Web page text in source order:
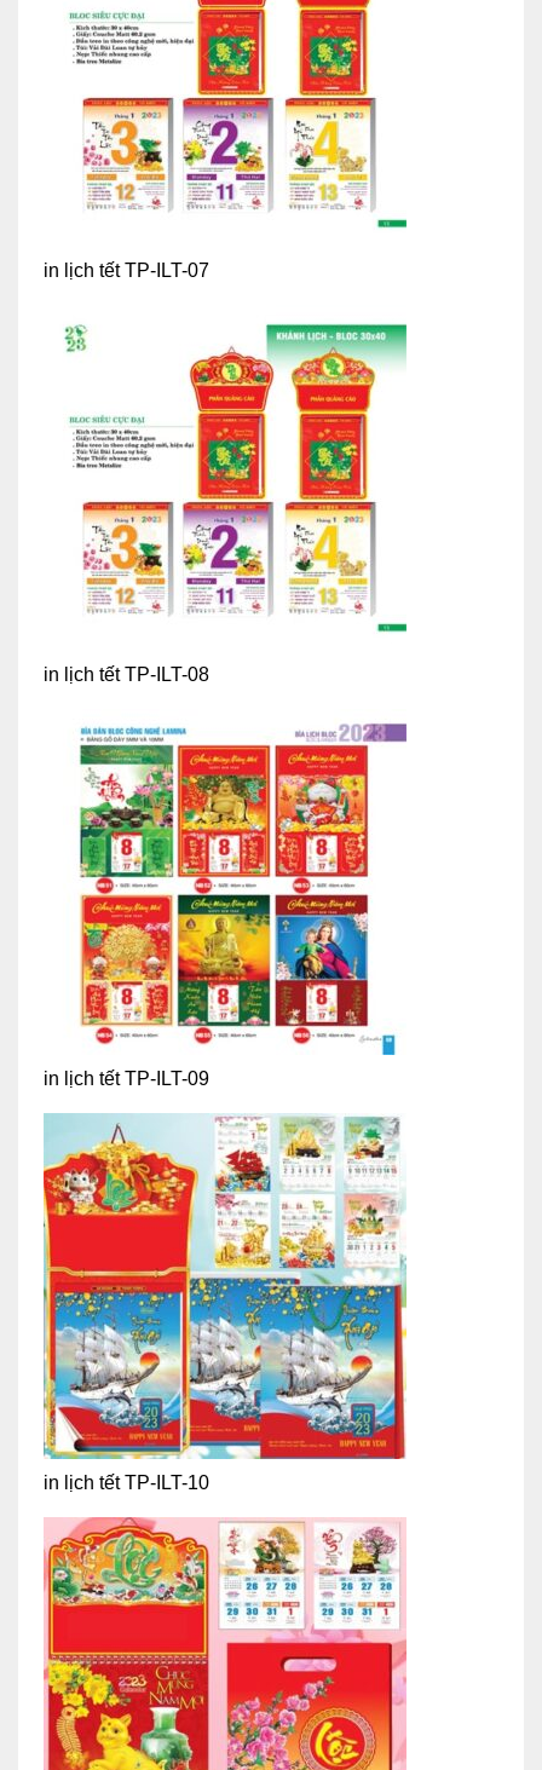
in lịch tết TP-ILT-07
in lịch tết TP-ILT-08
in lịch tết TP-ILT-09
in lịch tết TP-ILT-10